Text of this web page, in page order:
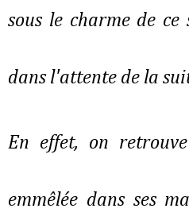
sous le charme de ce
dans l'attente de la
En effet, on
emmêlée dans ses